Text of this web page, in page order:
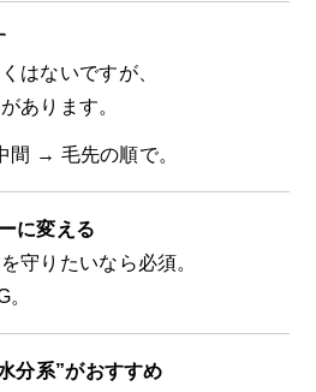
はないですが、
あります。
間 → 毛先の順で。
に変える
守りたいなら必須。
分系”がおすすめ